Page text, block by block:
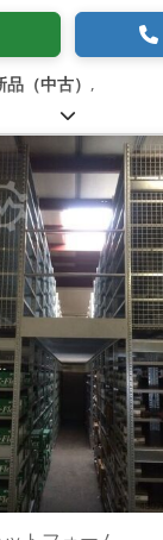
（中古） ,